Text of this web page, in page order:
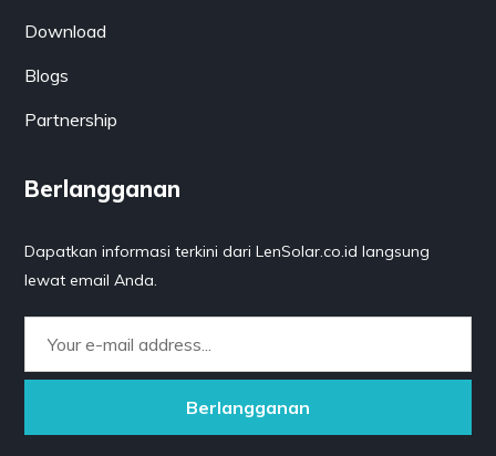
Download
Blogs
Partnership
Berlangganan
Dapatkan informasi terkini dari LenSolar.co.id langsung
lewat email Anda.